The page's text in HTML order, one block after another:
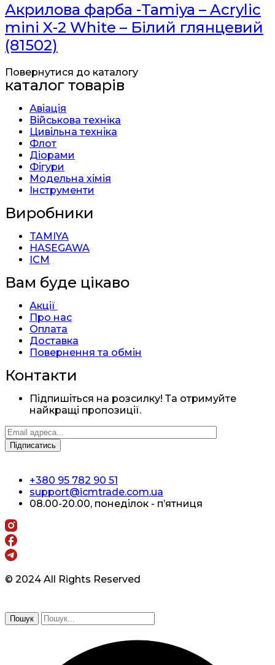
Акрилова фарба -Tamiya – Acrylic
mini X-2 White – Білий глянцевий
(81502)
Повернутися до каталогу
каталог товарів
Авіація
Військова техніка
Цивільна техніка
Флот
Діорами
Фігури
Модельна хімія
Інструменти
Виробники
TAMIYA
HASEGAWA
ICM
Вам буде цікаво
Акції
Про нас
Оплата
Доставка
Повернення та обмін
Контакти
Підпишіться на розсилку! Та отримуйте
найкращі пропозиції.
+380 95 782 90 51
support@icmtrade.com.ua
08.00-20.00, понеділок - п’ятниця
© 2024 All Rights Reserved
Пошук